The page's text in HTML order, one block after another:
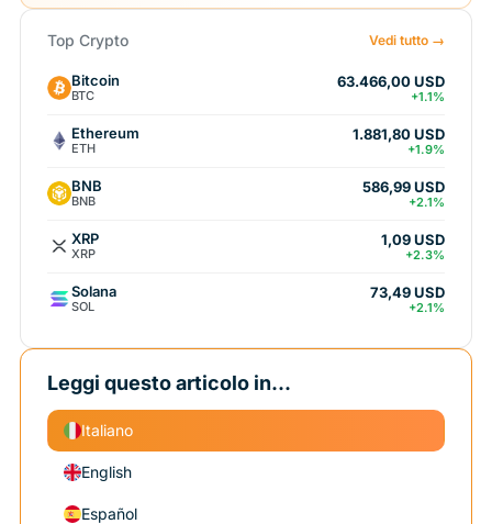
Top Crypto Vedi tutto →
Bitcoin
BTC
63.466,00 USD
+1.1%
Ethereum
ETH
1.881,80 USD
+1.9%
BNB
BNB
586,99 USD
+2.1%
XRP
XRP
1,09 USD
+2.3%
Solana
SOL
73,49 USD
+2.1%
Leggi questo articolo in...
Italiano
English
Español